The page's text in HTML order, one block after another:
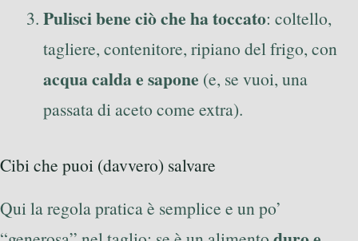
Pulisci bene ciò che ha toccato: coltello,
tagliere, contenitore, ripiano del frigo, con
acqua calda e sapone (e, se vuoi, una
passata di aceto come extra).
Cibi che puoi (davvero) salvare
Qui la regola pratica è semplice e un po’